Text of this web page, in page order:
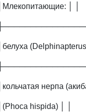
│Млекопитающие: │ │
│белуха
│кольчатая нерпа
│(Phoca hispida) │ │